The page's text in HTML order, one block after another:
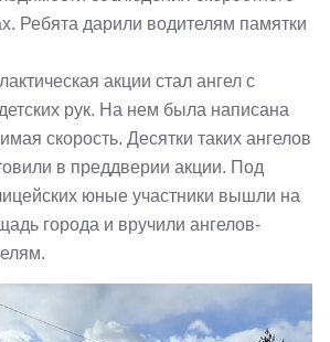
Ребята дарили водителям памятки
акции стал ангел с
рук. На нем была написана
скорость. Десятки таких ангелов
в преддверии акции. Под
юные участники вышли на
города и вручили ангелов-